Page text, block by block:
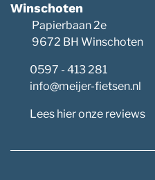
Winschoten
Papierbaan 2e
9672 BH Winschoten
0597 - 413 281
info@meijer-fietsen.nl
Lees hier onze reviews